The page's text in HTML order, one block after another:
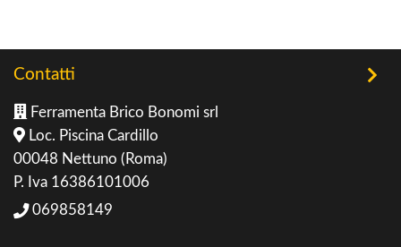
Contatti
Ferramenta Brico Bonomi srl
Loc. Piscina Cardillo
00048 Nettuno (Roma)
P. Iva 16386101006
069858149